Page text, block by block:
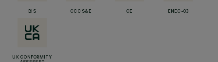
BIS CCC S&E CE ENEC-03
UK CONFORMITY